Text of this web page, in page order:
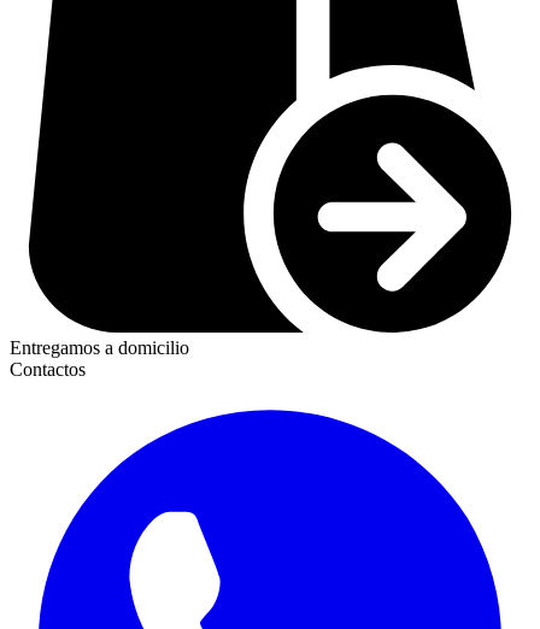
Entregamos a domicilio
Contactos